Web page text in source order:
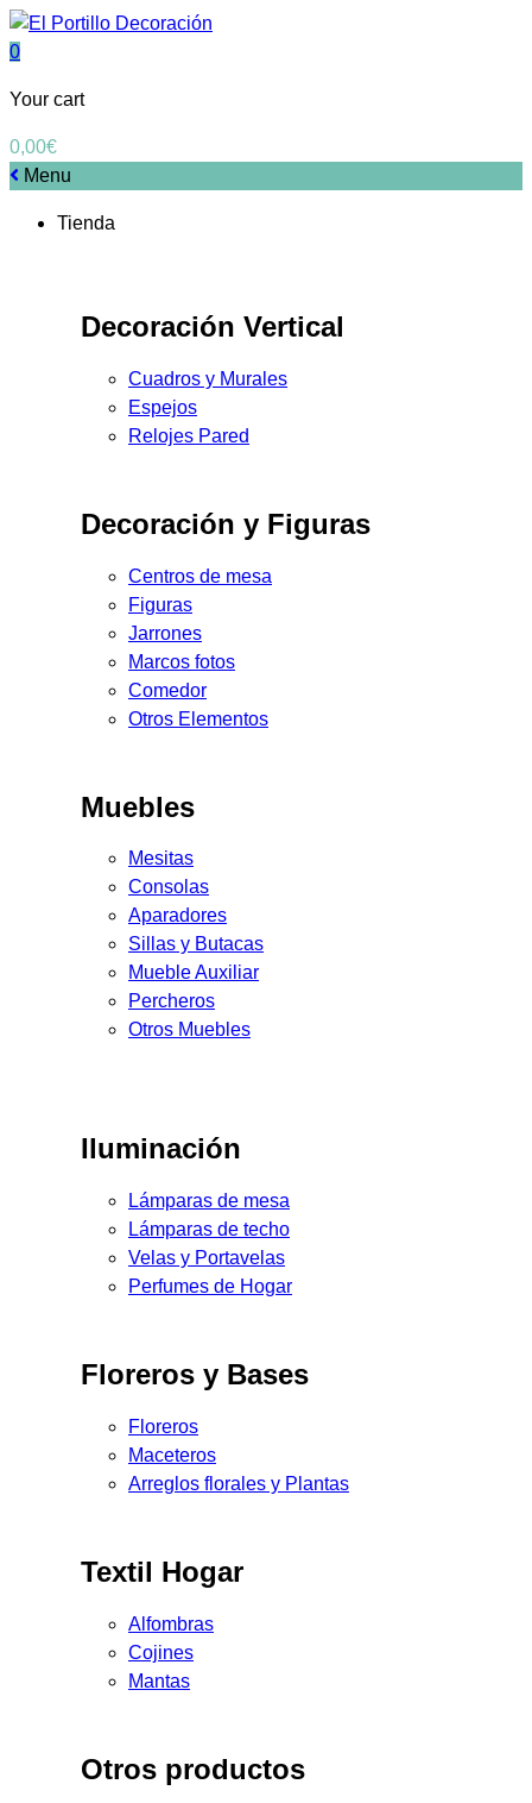
0
Your cart
0,00€
Menu
Tienda
Decoración Vertical
Cuadros y Murales
Espejos
Relojes Pared
Decoración y Figuras
Centros de mesa
Figuras
Jarrones
Marcos fotos
Comedor
Otros Elementos
Muebles
Mesitas
Consolas
Aparadores
Sillas y Butacas
Mueble Auxiliar
Percheros
Otros Muebles
Iluminación
Lámparas de mesa
Lámparas de techo
Velas y Portavelas
Perfumes de Hogar
Floreros y Bases
Floreros
Maceteros
Arreglos florales y Plantas
Textil Hogar
Alfombras
Cojines
Mantas
Otros productos